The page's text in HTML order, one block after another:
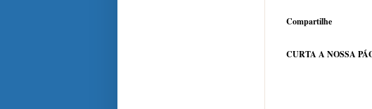
Compartilhe
CURTA A NOSSA